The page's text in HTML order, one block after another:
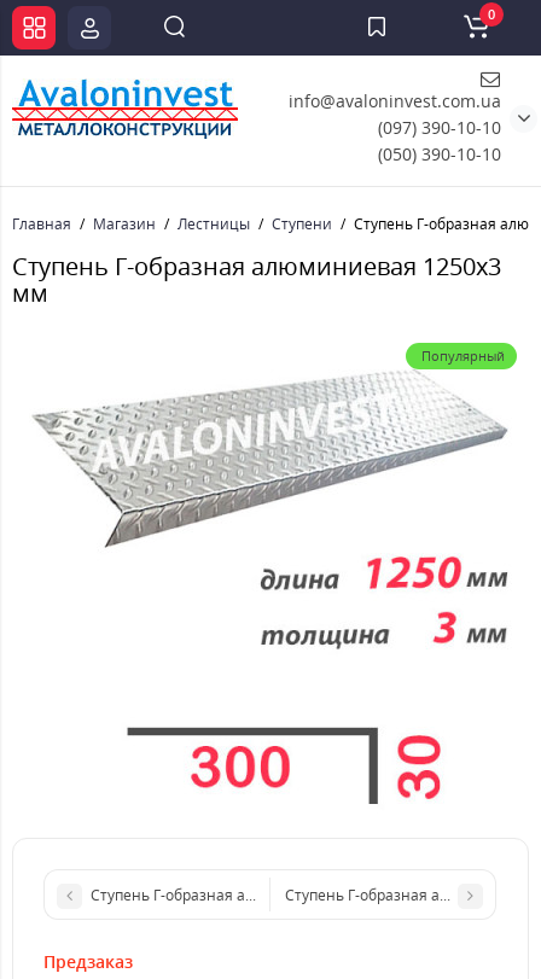
info@avaloninvest.com.ua
(097) 390-10-10
(050) 390-10-10
0
Главная Магазин Лестницы Ступени Ступень Г-образная
Ступень Г-образная алюминиевая 1250x3
мм
Популярный
Ступень Г-образная алюминиевая 1000x4 мм
Ступень Г-образная алюминиевая
Предзаказ